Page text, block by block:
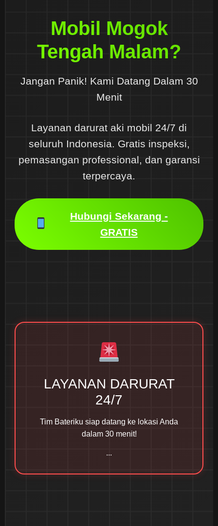
Mobil Mogok
Tengah Malam?
Jangan Panik! Kami Datang Dalam 30
Menit
Layanan darurat aki mobil 24/7 di
seluruh Indonesia. Gratis inspeksi,
pemasangan professional, dan garansi
terpercaya.
Hubungi Sekarang -
GRATIS
LAYANAN DARURAT
24/7
Tim Bateriku siap datang ke lokasi Anda
dalam 30 menit!
...